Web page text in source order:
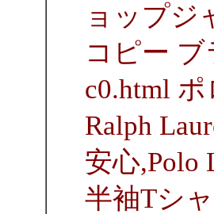
ョップジ
コピー ブ
c0.html
Ralph
安心,Polo
半袖Tシ